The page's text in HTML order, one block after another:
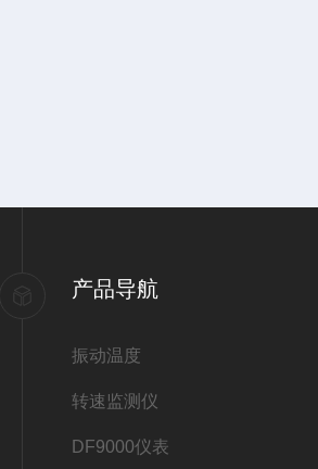
产品导航
振动温度
转速监测仪
DF9000仪表